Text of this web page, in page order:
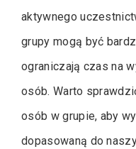
aktywnego
grupy mogą być
ograniczają czas na
osób. Warto
osób w grupie, aby
dopasowaną do